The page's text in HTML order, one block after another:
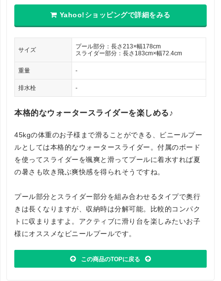
Yahoo!ショッピングで詳細をみる
サイズ
プール部分：長さ213×幅178cm
スライダー部分：長さ183cm×幅72.4cm
重量 -
排水栓 -
本格的なウォータースライダーを楽しめる♪
45kgの体重のお子様まで滑ることができる、ビニールプー
ルとしては本格的なウォータースライダー。付属のボード
を使ってスライダーを颯爽と滑ってプールに着水すれば夏
の暑さも吹き飛ぶ爽快感を得られそうですね。
プール部分とスライダー部分を組み合わせるタイプで奥行
きは長くなりますが、収納時は分解可能。比較的コンパク
トに収まりますよ。アクティブに滑り台を楽しみたいお子
様にオススメなビニールプールです。
この商品のTOPに戻る